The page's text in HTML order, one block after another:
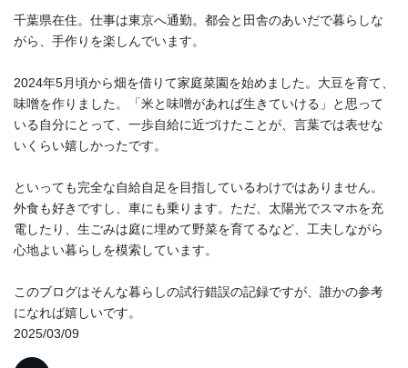
千葉県在住。仕事は東京へ通勤。都会と田舎のあいだで暮らしな
がら、手作りを楽しんでいます。
2024年5月頃から畑を借りて家庭菜園を始めました。大豆を育て、
味噌を作りました。「米と味噌があれば生きていける」と思って
いる自分にとって、一歩自給に近づけたことが、言葉では表せな
いくらい嬉しかったです。
といっても完全な自給自足を目指しているわけではありません。
外食も好きですし、車にも乗ります。ただ、太陽光でスマホを充
電したり、生ごみは庭に埋めて野菜を育てるなど、工夫しながら
心地よい暮らしを模索しています。
このブログはそんな暮らしの試行錯誤の記録ですが、誰かの参考
になれば嬉しいです。
2025/03/09